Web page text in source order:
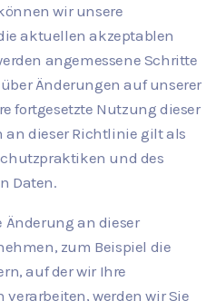
wir unsere
aktuellen akzeptablen
angemessene Schritte
Änderungen auf unserer
fortgesetzte Nutzung dieser
an dieser Richtlinie gilt als
und des
Daten.
Änderung an dieser
zum Beispiel die
auf der wir Ihre
verarbeiten, werden wir Sie